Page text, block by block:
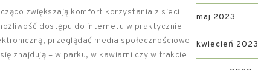
zwiększają komfort korzystania z sieci.
dostępu do internetu w praktycznie
przeglądać media społecznościowe
znajdują – w parku, w kawiarni czy w trakcie
maj 2023
kwiecień 2023